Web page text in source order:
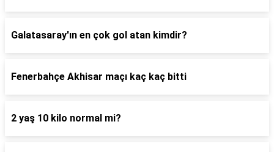
Galatasaray'ın en çok gol atan kimdir?
Fenerbahçe Akhisar maçı kaç kaç bitti
2 yaş 10 kilo normal mi?